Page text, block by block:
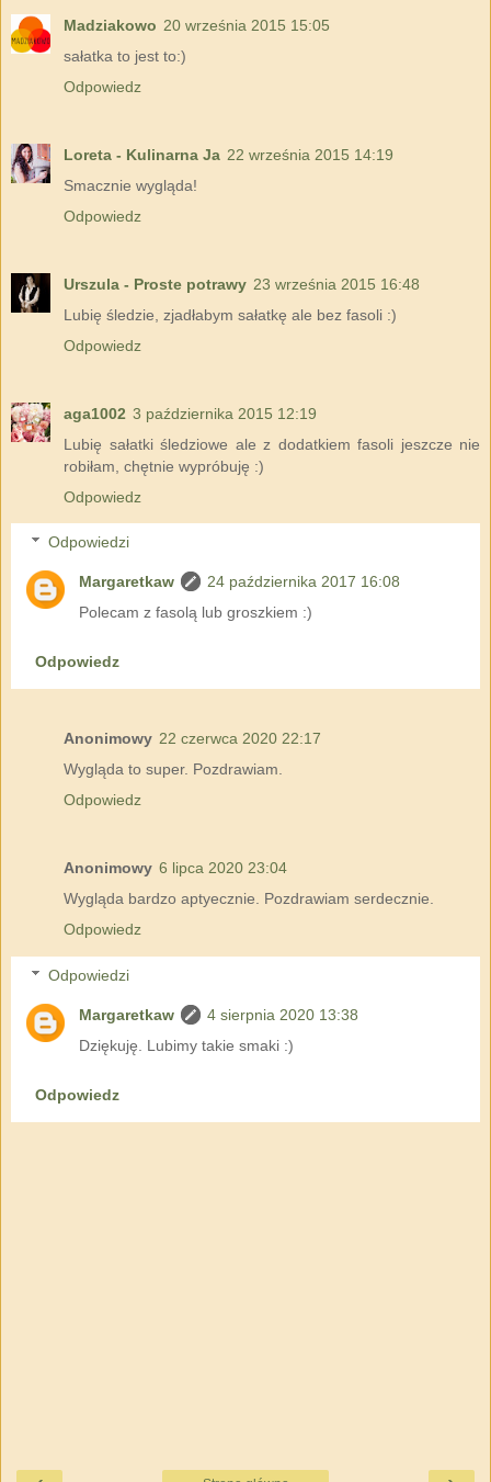
Madziakowo 20 września 2015 15:05
sałatka to jest to:)
Odpowiedz
Loreta - Kulinarna Ja 22 września 2015 14:19
Smacznie wygląda!
Odpowiedz
Urszula - Proste potrawy 23 września 2015 16:48
Lubię śledzie, zjadłabym sałatkę ale bez fasoli :)
Odpowiedz
aga1002 3 października 2015 12:19
Lubię sałatki śledziowe ale z dodatkiem fasoli jeszcze nie
robiłam, chętnie wypróbuję :)
Odpowiedz
Odpowiedzi
Margaretkaw
24 października 2017 16:08
Polecam z fasolą lub groszkiem :)
Odpowiedz
Anonimowy 22 czerwca 2020 22:17
Wygląda to super. Pozdrawiam.
Odpowiedz
Anonimowy 6 lipca 2020 23:04
Wygląda bardzo aptyecznie. Pozdrawiam serdecznie.
Odpowiedz
Odpowiedzi
Margaretkaw
4 sierpnia 2020 13:38
Dziękuję. Lubimy takie smaki :)
Odpowiedz